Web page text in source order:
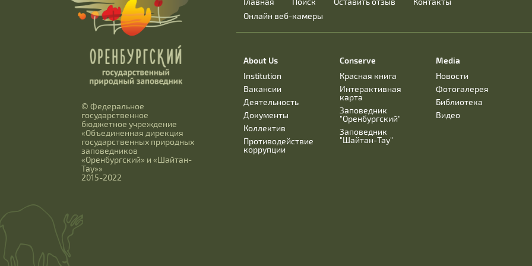
© Федеральное
государственное
бюджетное учреждение
«Объединенная дирекция
государственных природных
заповедников
«Оренбургский» и «Шайтан-
Тау»»
2015-2022
Онлайн веб-камеры
About Us
Institution
Вакансии
Деятельность
Документы
Коллектив
Противодействие
коррупции
Conserve
Красная книга
Интерактивная
карта
Заповедник
"Оренбургский"
Заповедник
"Шайтан-Тау"
Media
Новости
Фотогалерея
Библиотека
Видео